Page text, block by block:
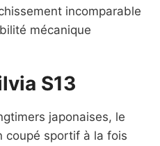
incomparable
mécanique
S13
japonaises, le
coupé sportif à la fois